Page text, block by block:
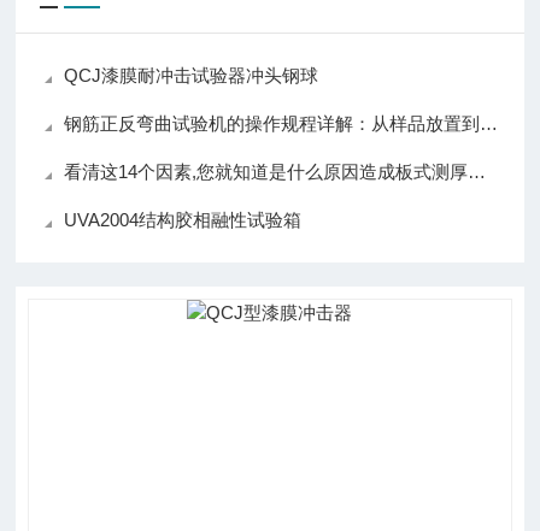
QCJ漆膜耐冲击试验器冲头钢球
钢筋正反弯曲试验机的操作规程详解：从样品放置到完成正反弯曲的完整流程
看清这14个因素,您就知道是什么原因造成板式测厚仪测量不准！
UVA2004结构胶相融性试验箱